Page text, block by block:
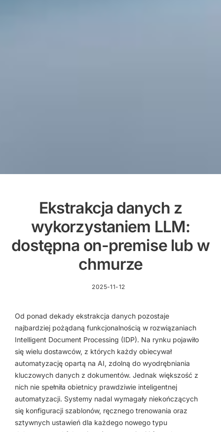
Ekstrakcja danych z
wykorzystaniem LLM:
dostępna on-premise lub w
chmurze
2025-11-12
Od ponad dekady ekstrakcja danych pozostaje
najbardziej pożądaną funkcjonalnością w rozwiązaniach
Intelligent Document Processing (IDP). Na rynku pojawiło
się wielu dostawców, z których każdy obiecywał
automatyzację opartą na AI, zdolną do wyodrębniania
kluczowych danych z dokumentów. Jednak większość z
nich nie spełniła obietnicy prawdziwie inteligentnej
automatyzacji. Systemy nadal wymagały niekończących
się konfiguracji szablonów, ręcznego trenowania oraz
sztywnych ustawień dla każdego nowego typu